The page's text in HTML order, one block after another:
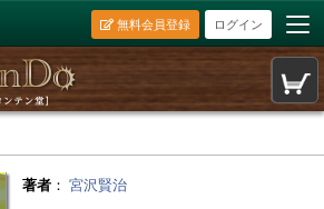
ログイン
無料会員登録
著者 ： 宮沢賢治